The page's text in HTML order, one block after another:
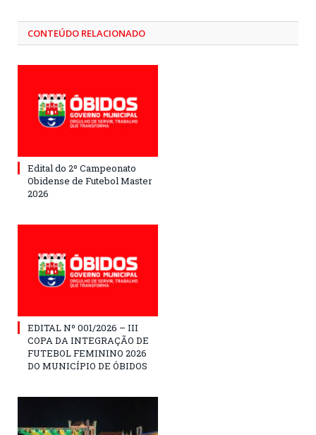
CONTEÚDO RELACIONADO
Edital do 2º Campeonato
Obidense de Futebol Master
2026
EDITAL Nº 001/2026 – III
COPA DA INTEGRAÇÃO DE
FUTEBOL FEMININO 2026
DO MUNICÍPIO DE ÓBIDOS